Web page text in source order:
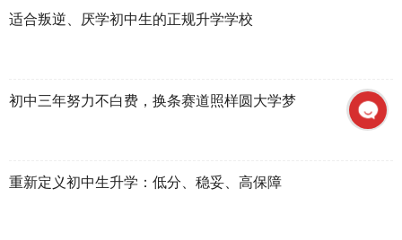
适合叛逆、厌学初中生的正规升学学校
初中三年努力不白费，换条赛道照样圆大学梦
重新定义初中生升学：低分、稳妥、高保障